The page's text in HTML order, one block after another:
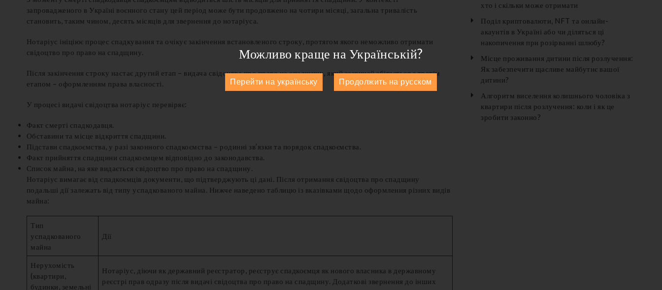
Можливо краще на Українській?
Перейти на українську Продолжить на русском
запровадженого в Україні воєнного стану цей період може бути продовжено на чотири місяці, загальна тривалість
становить, таким чином, десять місяців для звернення до нотаріуса.
Нотаріус ініціює процес спадкування та очікує закінчення встановленого строку, протягом якого неможливо отримати
свідоцтво про право на спадщину.
Після закінчення строку настає другий етап – видача свідоцтва про право на спадщину, який зазвичай збігається з третім
етапом – оформленням права власності.
У процесі видачі свідоцтва нотаріус перевіряє:
Факт смерті спадкодавця.
Обставини та місце відкриття спадщини.
Підстави спадкоємства, у разі законного спадкоємства – родинні зв’язки та порядок спадкоємства.
Факт прийняття спадщини спадкоємцем відповідно до законодавства.
Список майна, на яке видається свідоцтво про право на спадщину.
Нотаріус вимагає від спадкоємців документи, що підтверджують ці дані. Після отримання свідоцтва про спадщину
подальші дії залежать від типу успадкованого майна. Нижче наведено таблицю із вказівками щодо оформлення різних видів
майна:
Тип
успадкованого
майна
Дії
Нерухомість
(квартири,
будинки, земельні
Нотаріус, діючи як державний реєстратор, реєструє спадкоємця як нового власника в державному
реєстрі прав одразу після видачі свідоцтва про право на спадщину. Додаткові звернення до інших
хто і скільки може отримати
Поділ криптовалюти, NFT та онлайн-
акаунтів в Україні або чи діляться ці
накопичення при розірванні шлюбу?
Місце проживання дитини після розлучення:
Як забезпечити щасливе майбутнє вашої
дитини?
Алгоритм виселення колишнього чоловіка з
квартири після розлучення: коли і як це
зробити законно?